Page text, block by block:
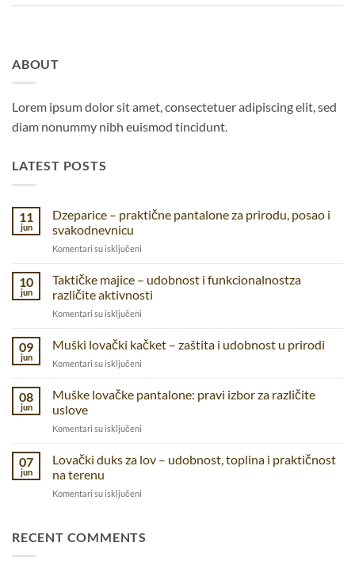
ABOUT
Lorem ipsum dolor sit amet, consectetuer adipiscing elit, sed
diam nonummy nibh euismod tincidunt.
LATEST POSTS
11
jun
Dzeparice – praktične pantalone za prirodu, posao i
svakodnevnicu
Komentari su isključeni
praktične
pantalone
posao
10
jun
Taktičke majice – udobnost i funkcionalnostza
različite aktivnosti
Komentari su isključeni
majice
–
funkcionalnostza
09
jun
Muški lovački kačket – zaštita i udobnost u prirodi
Komentari su isključeni
lovački
kačket
udobnost
08
jun
Muške lovačke pantalone: pravi izbor za različite
uslove
Komentari su isključeni
lovačke
pantalone:
uslove
07
jun
Lovački duks za lov – udobnost, toplina i praktičnost
na terenu
Komentari su isključeni
za
RECENT COMMENTS